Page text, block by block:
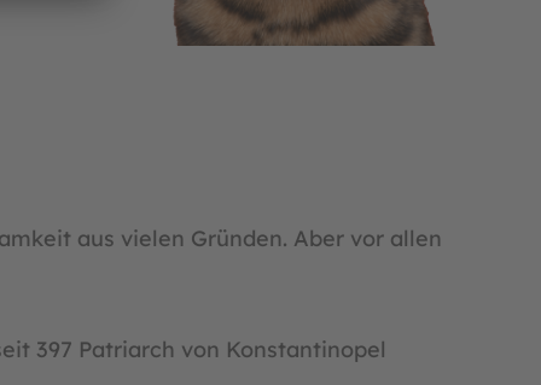
aus vielen Gründen. Aber vor allen
397 Patriarch von Konstantinopel